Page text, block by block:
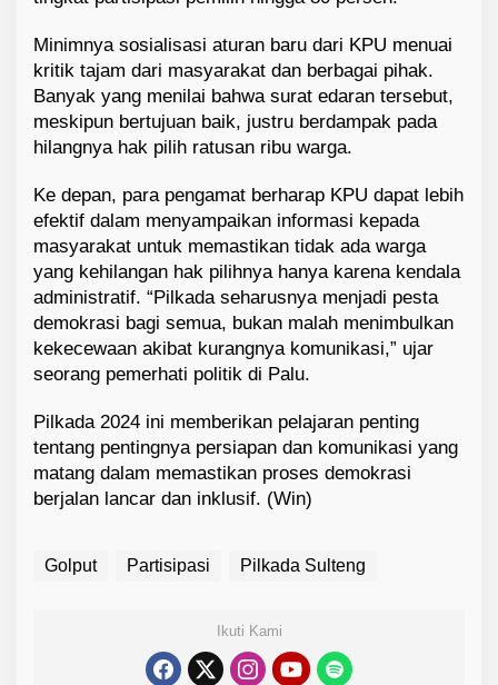
Minimnya sosialisasi aturan baru dari KPU menuai
kritik tajam dari masyarakat dan berbagai pihak.
Banyak yang menilai bahwa surat edaran tersebut,
meskipun bertujuan baik, justru berdampak pada
hilangnya hak pilih ratusan ribu warga.
Ke depan, para pengamat berharap KPU dapat lebih
efektif dalam menyampaikan informasi kepada
masyarakat untuk memastikan tidak ada warga
yang kehilangan hak pilihnya hanya karena kendala
administratif. “Pilkada seharusnya menjadi pesta
demokrasi bagi semua, bukan malah menimbulkan
kekecewaan akibat kurangnya komunikasi,” ujar
seorang pemerhati politik di Palu.
Pilkada 2024 ini memberikan pelajaran penting
tentang pentingnya persiapan dan komunikasi yang
matang dalam memastikan proses demokrasi
berjalan lancar dan inklusif. (Win)
Golput Partisipasi Pilkada Sulteng
Ikuti Kami